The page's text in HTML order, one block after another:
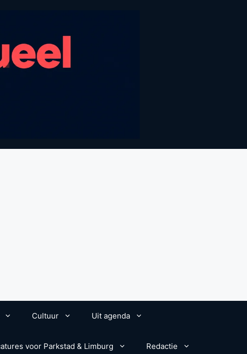
Cultuur Uit agenda
voor Parkstad & Limburg Redactie